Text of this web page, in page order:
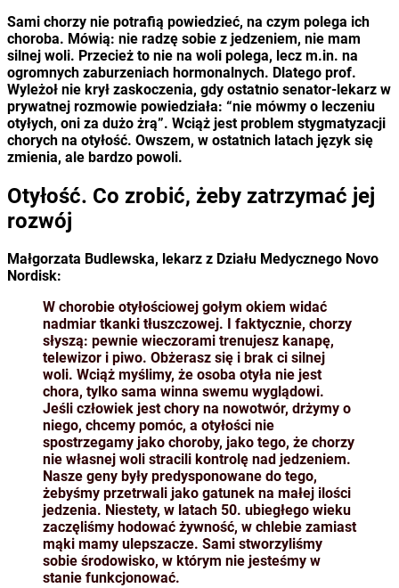
Sami chorzy nie potrafią powiedzieć, na czym polega ich
choroba. Mówią: nie radzę sobie z jedzeniem, nie mam
silnej woli. Przecież to nie na woli polega, lecz m.in. na
ogromnych zaburzeniach hormonalnych. Dlatego prof.
Wyleżoł nie krył zaskoczenia, gdy ostatnio senator-lekarz w
prywatnej rozmowie powiedziała: “nie mówmy o leczeniu
otyłych, oni za dużo żrą”. Wciąż jest problem stygmatyzacji
chorych na otyłość. Owszem, w ostatnich latach język się
zmienia, ale bardzo powoli.
Otyłość. Co zrobić, żeby zatrzymać jej
rozwój
Małgorzata Budlewska, lekarz z Działu Medycznego Novo
Nordisk:
W chorobie otyłościowej gołym okiem widać
nadmiar tkanki tłuszczowej. I faktycznie, chorzy
słyszą: pewnie wieczorami trenujesz kanapę,
telewizor i piwo. Obżerasz się i brak ci silnej
woli. Wciąż myślimy, że osoba otyła nie jest
chora, tylko sama winna swemu wyglądowi.
Jeśli człowiek jest chory na nowotwór, drżymy o
niego, chcemy pomóc, a otyłości nie
spostrzegamy jako choroby, jako tego, że chorzy
nie własnej woli stracili kontrolę nad jedzeniem.
Nasze geny były predysponowane do tego,
żebyśmy przetrwali jako gatunek na małej ilości
jedzenia. Niestety, w latach 50. ubiegłego wieku
zaczęliśmy hodować żywność, w chlebie zamiast
mąki mamy ulepszacze. Sami stworzyliśmy
sobie środowisko, w którym nie jesteśmy w
stanie funkcjonować.